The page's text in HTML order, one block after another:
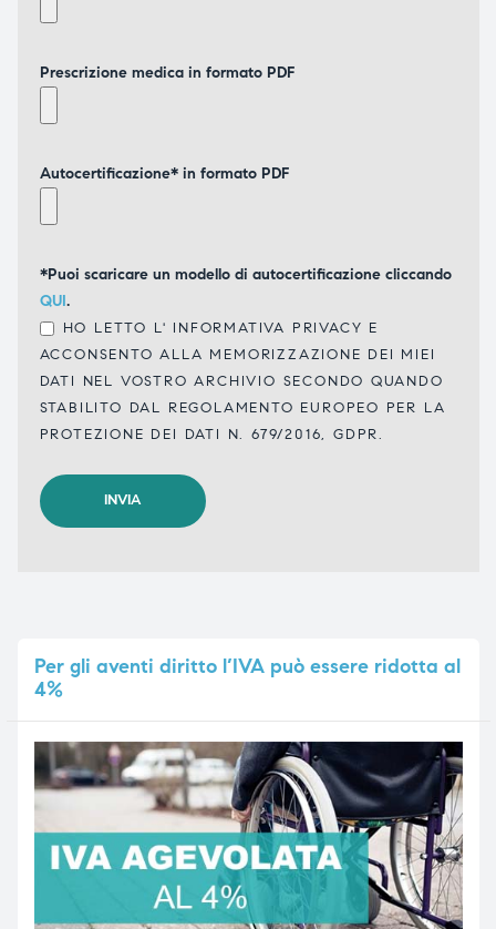
Prescrizione medica in formato PDF
Autocertificazione* in formato PDF
*Puoi scaricare un modello di autocertificazione cliccando
QUI.
HO LETTO L' INFORMATIVA PRIVACY E
ACCONSENTO ALLA MEMORIZZAZIONE DEI MIEI
DATI NEL VOSTRO ARCHIVIO SECONDO QUANDO
STABILITO DAL REGOLAMENTO EUROPEO PER LA
PROTEZIONE DEI DATI N. 679/2016, GDPR.
Pergli aventi diritto l’IVA può essere ridotta al
4%